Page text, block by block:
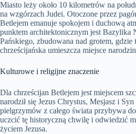
Miasto leży około 10 kilometrów na
na wzgórzach Judei. Otoczone przez
Betlejem emanuje spokojem i duchową
punktem architektonicznym jest Bazylika
Pańskiego, zbudowana nad grotem, gdzie
chrześcijańska umieszcza miejsce
Kulturowe i religijne znaczenie
Dla chrześcijan Betlejem jest miejscem
narodził się Jezus Chrystus, Mesjasz i
pielgrzymów z całego świata przybywa
uczcić tę historyczną chwilę i odwiedzić
życiem Jezusa.